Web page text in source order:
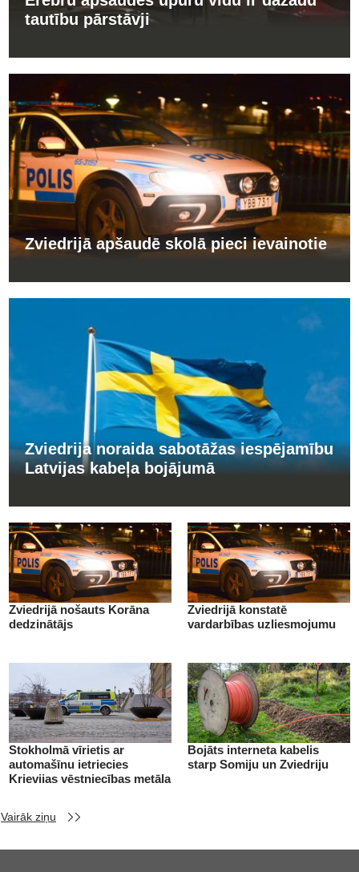
tautību pārstāvji
Zviedrijā apšaudē skolā pieci ievainotie
Zviedrija noraida sabotāžas iespējamību
Latvijas kabeļa bojājumā
Zviedrijā nošauts Korāna
dedzinātājs
Zviedrijā konstatē
vardarbības uzliesmojumu
Stokholmā vīrietis ar
automašīnu ietriecies
Krievijas vēstniecības metāla
Bojāts interneta kabelis
starp Somiju un Zviedriju
Vairāk ziņu